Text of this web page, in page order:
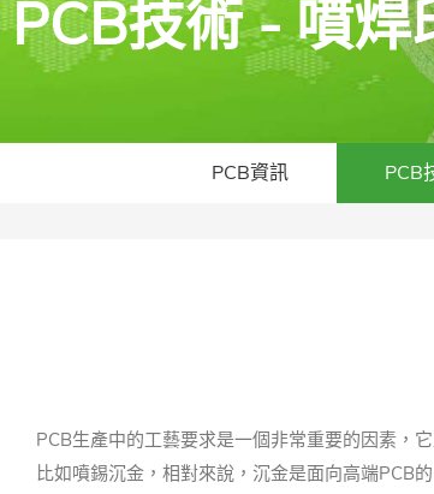
PCB技術 - 噴
PCB資訊 PCB
PCB生產中的工藝要求是一個非常重要的因素，
比如噴錫沉金，相對來說，沉金是面向高端PCB的